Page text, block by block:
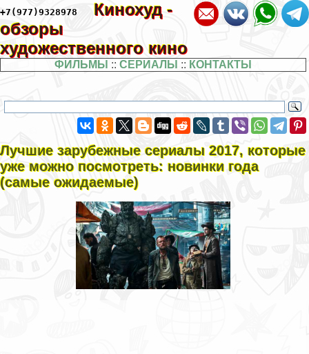
+7(977)9328978
Кинохуд -
обзоры
художественного кино
ФИЛЬМЫ :: СЕРИАЛЫ :: КОНТАКТЫ
Лучшие зарубежные сериалы 2017, которые
уже можно посмотреть: новинки года
(самые ожидаемые)